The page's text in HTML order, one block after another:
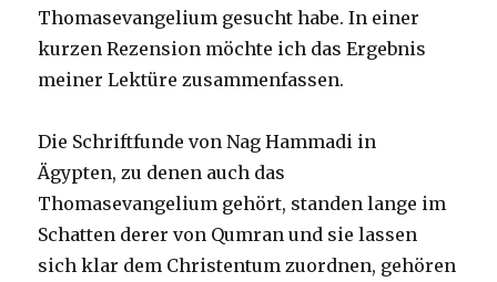
Thomasevangelium gesucht habe. In einer
kurzen Rezension möchte ich das Ergebnis
meiner Lektüre zusammenfassen.
Die Schriftfunde von Nag Hammadi in
Ägypten, zu denen auch das
Thomasevangelium gehört, standen lange im
Schatten derer von Qumran und sie lassen
sich klar dem Christentum zuordnen, gehören